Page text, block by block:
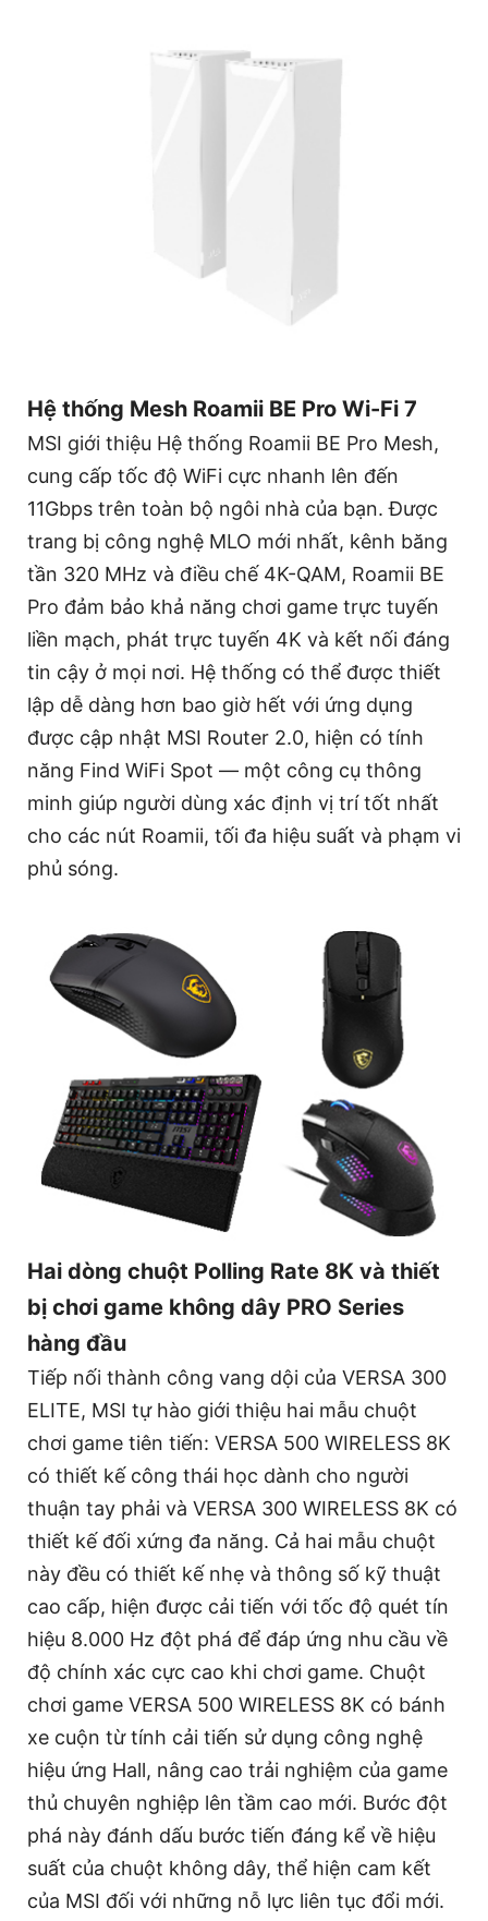
Hệ thống Mesh Roamii BE Pro Wi-Fi 7
MSI giới thiệu Hệ thống Roamii BE Pro Mesh,
cung cấp tốc độ WiFi cực nhanh lên đến
11Gbps trên toàn bộ ngôi nhà của bạn. Được
trang bị công nghệ MLO mới nhất, kênh băng
tần 320 MHz và điều chế 4K-QAM, Roamii BE
Pro đảm bảo khả năng chơi game trực tuyến
liền mạch, phát trực tuyến 4K và kết nối đáng
tin cậy ở mọi nơi. Hệ thống có thể được thiết
lập dễ dàng hơn bao giờ hết với ứng dụng
được cập nhật MSI Router 2.0, hiện có tính
năng Find WiFi Spot — một công cụ thông
minh giúp người dùng xác định vị trí tốt nhất
cho các nút Roamii, tối đa hiệu suất và phạm vi
phủ sóng.
Hai dòng chuột Polling Rate 8K và thiết
bị chơi game không dây PRO Series
hàng đầu
Tiếp nối thành công vang dội của VERSA 300
ELITE, MSI tự hào giới thiệu hai mẫu chuột
chơi game tiên tiến: VERSA 500 WIRELESS 8K
có thiết kế công thái học dành cho người
thuận tay phải và VERSA 300 WIRELESS 8K có
thiết kế đối xứng đa năng. Cả hai mẫu chuột
này đều có thiết kế nhẹ và thông số kỹ thuật
cao cấp, hiện được cải tiến với tốc độ quét tín
hiệu 8.000 Hz đột phá để đáp ứng nhu cầu về
độ chính xác cực cao khi chơi game. Chuột
chơi game VERSA 500 WIRELESS 8K có bánh
xe cuộn từ tính cải tiến sử dụng công nghệ
hiệu ứng Hall, nâng cao trải nghiệm của game
thủ chuyên nghiệp lên tầm cao mới. Bước đột
phá này đánh dấu bước tiến đáng kể về hiệu
suất của chuột không dây, thể hiện cam kết
của MSI đối với những nỗ lực liên tục đổi mới.